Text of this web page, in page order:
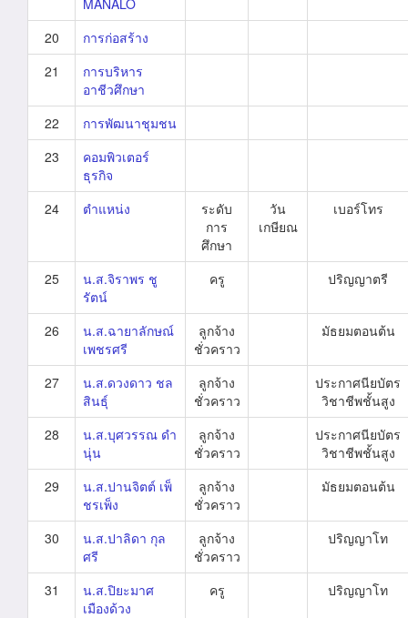
MANALO
20
การก่อสร้าง
21
การบริหาร
อาชีวศึกษา
22
การพัฒนาชุมชน
23
คอมพิวเตอร์
ธุรกิจ
24
ตำแหน่ง
ระดับ
การ
ศึกษา
วัน
เกษียณ
เบอร์โทร
25
น.ส.จิราพร ชู
รัตน์
ครู ปริญญาตรี
26
น.ส.ฉายาลักษณ์
เพชรศรี
ลูกจ้าง
ชั่วคราว
มัธยมตอนต้น
27
น.ส.ดวงดาว ชล
สินธุ์
ลูกจ้าง
ชั่วคราว
ประกาศนียบัตร
วิชาชีพชั้นสูง
28
น.ส.บุศวรรณ ดำ
นุ่น
ลูกจ้าง
ชั่วคราว
ประกาศนียบัตร
วิชาชีพชั้นสูง
29
น.ส.ปานจิตต์ เพ็
ชรเพ็ง
ลูกจ้าง
ชั่วคราว
มัธยมตอนต้น
30
น.ส.ปาลิดา กุล
ศรี
ลูกจ้าง
ชั่วคราว
ปริญญาโท
31
น.ส.ปิยะมาศ
เมืองด้วง
ครู ปริญญาโท